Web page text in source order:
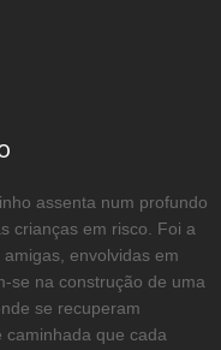
assenta num profundo
crianças em risco. Foi a
envolvidas em
se na construção de uma
se recuperam
que cada